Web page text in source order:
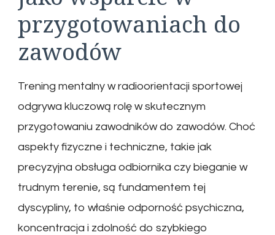
przygotowaniach do
zawodów
Trening mentalny w radioorientacji sportowej
odgrywa kluczową rolę w skutecznym
przygotowaniu zawodników do zawodów. Choć
aspekty fizyczne i techniczne, takie jak
precyzyjna obsługa odbiornika czy bieganie w
trudnym terenie, są fundamentem tej
dyscypliny, to właśnie odporność psychiczna,
koncentracja i zdolność do szybkiego